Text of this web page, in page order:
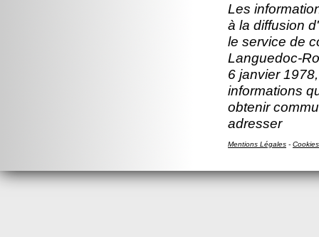
Les
à la diffusion
le service de
Languedoc-
6 janvier
informations
obtenir
adresser
Mentions Légales - Cookies